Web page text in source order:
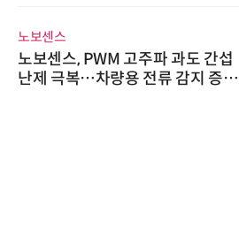
노보센스
노보센스, PWM 고주파 과도 간섭
난제 극복…차량용 전류 감지 증폭